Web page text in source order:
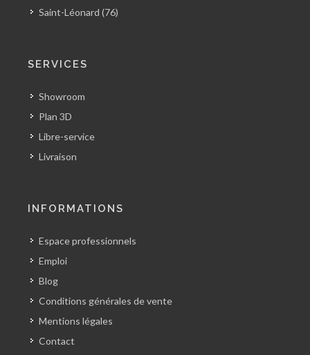
Saint-Léonard (76)
SERVICES
Showroom
Plan 3D
Libre-service
Livraison
INFORMATIONS
Espace professionnels
Emploi
Blog
Conditions générales de vente
Mentions légales
Contact